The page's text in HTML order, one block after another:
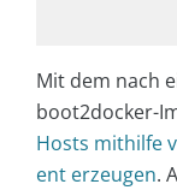
Mit dem nach
boot2docker-
Hosts mithilfe
ent erzeugen.